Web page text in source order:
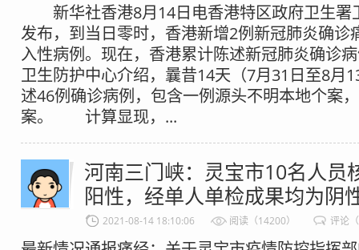
新华社香港8月14日电香港特区政府卫生署
发布，到当日零时，香港新增2例新冠肺炎确诊
入性病例。现在，香港累计陈述新冠肺炎确
卫生防护中心介绍，曩昔14天（7月31日至8月
述46例确诊病例，包含一例源头不明本地个案
案。 计算显现，...
河南三门峡：灵宝市10名人员
阳性，经单人单检成果均为阴
2021-08-14 18:10:06 阅读（14200） 评论